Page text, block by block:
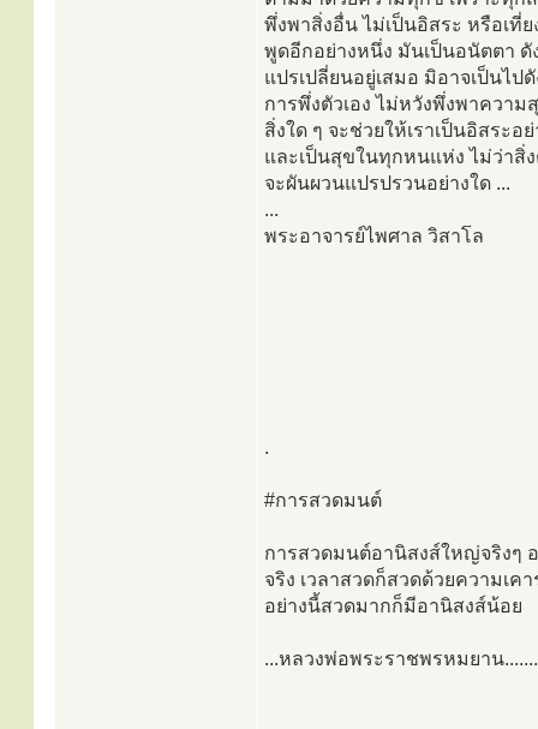
พึ่งพาสิ่งอื่น ไม่เป็นอิสระ หรือเที่
พูดอีกอย่างหนึ่ง มันเป็นอนัตตา ดั
แปรเปลี่ยนอยู่เสมอ มิอาจเป็นไปดั
การพึ่งตัวเอง ไม่หวังพึ่งพาความ
สิ่งใด ๆ จะช่วยให้เราเป็นอิสระอ
และเป็นสุขในทุกหนแห่ง ไม่ว่าสิ่ง
จะผันผวนแปรปรวนอย่างใด ...
...
พระอาจารย์ไพศาล วิสาโล
.
#การสวดมนต์
การสวดมนต์อานิสงส์ใหญ่จริงๆ
จริง เวลาสวดก็สวดด้วยความเค
อย่างนี้สวดมากก็มีอานิสงส์น้อย
...หลวงพ่อพระราชพรหมยาน.......